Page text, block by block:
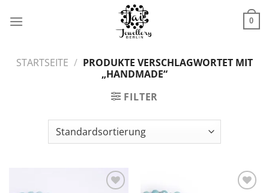
Inhalt
0
STARTSEITE / PRODUKTE VERSCHLAGWORTET MIT
„HANDMADE“
FILTER